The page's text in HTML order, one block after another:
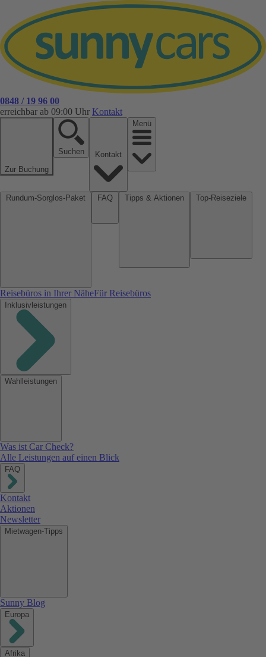
0848 / 19 96 00
erreichbar ab 09:00 Uhr Kontakt
Zur Buchung
Suchen
Menü
Reisebüros in Ihrer NäheFür Reisebüros
Inklusivleistungen
Wahlleistungen
Was ist Car Check?
Alle Leistungen auf einen Blick
FAQ
Kontakt
Aktionen
Newsletter
Mietwagen-Tipps
Sunny Blog
Europa
Afrika